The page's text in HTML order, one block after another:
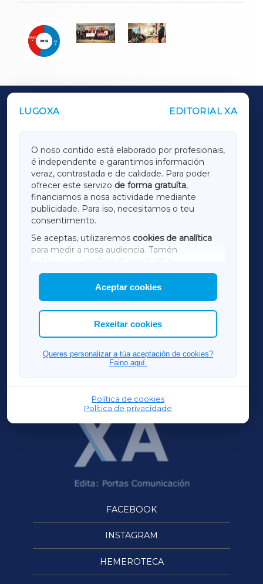
LUGOXA EDITORIAL XA
O noso contido está elaborado por profesionais,
é independente e garantimos información
veraz, contrastada e de calidade. Para poder
ofrecer este servizo de forma gratuíta,
financiamos a nosa actividade mediante
publicidade. Para iso, necesitamos o teu
consentimento.
Se aceptas, utilizaremos cookies de analítica
para medir a nosa audiencia. Tamén
utilizaremos
cookies de marketing
mostrar publicidade de terceiros.
Así mesmo, podes personalizar a elección das
cookies que desexas permitir.
Aceptar cookies
Rexeitar cookies
Queres personalizar a túa aceptación de cookies?
Faino aquí.
Política de cookies
Política de privacidade
OUTROS PERIÓDICOS
LUGOXA
TERRACHAXA
AMARIÑAXA
RIBEIRASACRAXA
ACORUÑAXA
FERROLXA
OURENSEXA
FACEBOOK
INSTAGRAM
HEMEROTECA